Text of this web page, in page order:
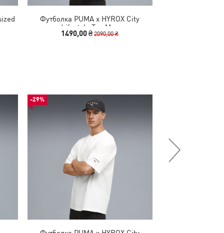
Футболка PUMA x HYROX City
Lifestyle Tee Men
1490,00 ₴2090,00 ₴
-29%